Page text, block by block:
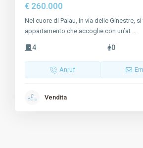
€ 260.000
Nel cuore di Palau, in via delle Ginestre, si
appartamento che accoglie con un’at ...
4 0
Anruf
Vendita